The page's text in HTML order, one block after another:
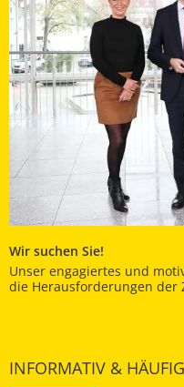
Wir suchen Sie!
Unser engagiertes und
die Herausforderungen der
INFORMATIV &